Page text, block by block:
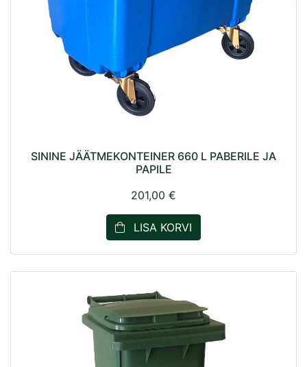
SININE JÄÄTMEKONTEINER 660 L PABERILE JA
PAPILE
201,00 €
LISA KORVI